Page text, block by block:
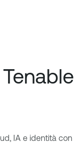
IA e identità con